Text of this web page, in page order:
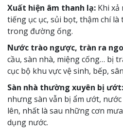
Xuất hiện âm thanh lạ: Khi
tiếng ục ục, sủi bọt, thậm chí
trong đường ống.
Nước trào ngược, tràn ra
cầu, sàn nhà, miệng cống… bị
cục bộ khu vực vệ sinh, bếp,
Sàn nhà thường xuyên bị ướt:
nhưng sàn vẫn bị ẩm ướt,
lên, nhất là sau những cơn
dụng nước.